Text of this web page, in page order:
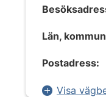
Län,
Postadress:
Visa